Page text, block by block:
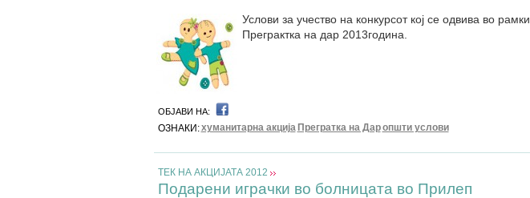
Услови за учество на конкурсот кој се одвива во
Преграктка на дар 2013година.
ОБЈАВИ НА:
ОЗНАКИ:хуманитарна акција Прегратка на Даропшти услови
ТЕК НА АКЦИЈАТА 2012
Подарени играчки во болницата во Прилеп